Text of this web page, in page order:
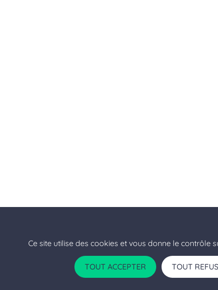
Ce site utilise des cookies et vous donne le contrôle
TOUT ACCEPTER TOUT